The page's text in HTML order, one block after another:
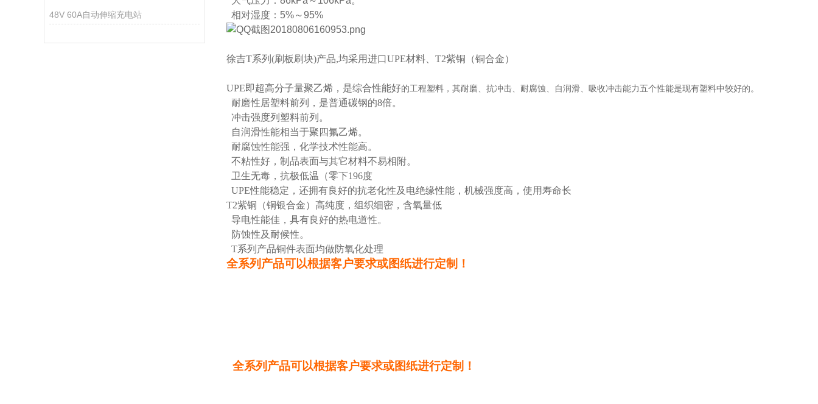
48V 60A自动伸缩充电站
相对湿度：5%～95%
徐吉T系列(刷板刷块)产品,均采用进口UPE材料、T2紫铜（铜合金）
UPE即超高分子量聚乙烯，是综合性能好的工程塑料，其耐磨、抗冲击、耐腐蚀、自润滑、吸收冲击能力五个性能是现有塑料中较好的。
耐磨性居塑料前列，是普通碳钢的8倍。
冲击强度列塑料前列。
自润滑性能相当于聚四氟乙烯。
耐腐蚀性能强，化学技术性能高。
不粘性好，制品表面与其它材料不易相附。
卫生无毒，抗极低温（零下196度
UPE性能稳定，还拥有良好的抗老化性及电绝缘性能，机械强度高，使用寿命长
T2紫铜（铜银合金）高纯度，组织细密，含氧量低
导电性能佳，具有良好的热电道性。
防蚀性及耐候性。
T系列产品铜件表面均做防氧化处理
全系列产品可以根据客户要求或图纸进行定制！
全系列产品可以根据客户要求或图纸进行定制！